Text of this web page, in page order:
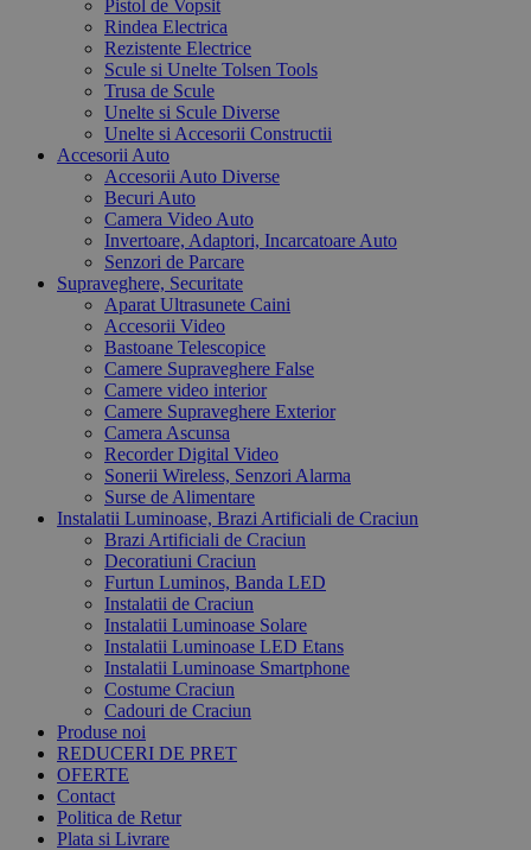
Pistol de Vopsit
Rindea Electrica
Rezistente Electrice
Scule si Unelte Tolsen Tools
Trusa de Scule
Unelte si Scule Diverse
Unelte si Accesorii Constructii
Accesorii Auto
Accesorii Auto Diverse
Becuri Auto
Camera Video Auto
Invertoare, Adaptori, Incarcatoare Auto
Senzori de Parcare
Supraveghere, Securitate
Aparat Ultrasunete Caini
Accesorii Video
Bastoane Telescopice
Camere Supraveghere False
Camere video interior
Camere Supraveghere Exterior
Camera Ascunsa
Recorder Digital Video
Sonerii Wireless, Senzori Alarma
Surse de Alimentare
Instalatii Luminoase, Brazi Artificiali de Craciun
Brazi Artificiali de Craciun
Decoratiuni Craciun
Furtun Luminos, Banda LED
Instalatii de Craciun
Instalatii Luminoase Solare
Instalatii Luminoase LED Etans
Instalatii Luminoase Smartphone
Costume Craciun
Cadouri de Craciun
Produse noi
REDUCERI DE PRET
OFERTE
Contact
Politica de Retur
Plata si Livrare